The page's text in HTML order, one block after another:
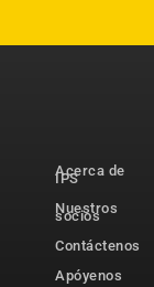
Acerca de
IPS
Nuestros
socios
Contáctenos
Apóyenos